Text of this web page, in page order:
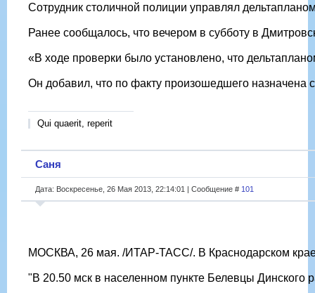
Сотрудник столичной полиции управлял
Ранее сообщалось, что вечером в субботу в
«В ходе проверки было установлено, что
Он добавил, что по факту произошедшего
Qui quaerit, reperit
Саня
Дата: Воскресенье, 26 Мая 2013, 22:14:01 | Сообщение # 101
МОСКВА, 26 мая. /ИТАР-ТАСС/. В Краснодарском
"В 20.50 мск в населенном пункте Белевцы Динского